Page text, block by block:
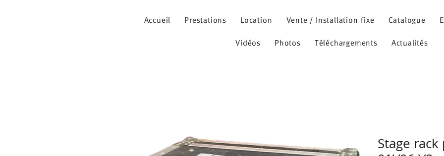
Accueil Prestations Location Vente / Installation fixe Catalogue
Vidéos Photos Téléchargements Actualités
Stage